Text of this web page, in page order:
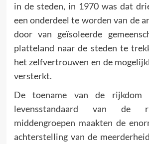
in de steden, in 1970 was dat
een onderdeel te worden van de
door van geïsoleerde
platteland naar de steden te
het zelfvertrouwen en de
versterkt.
De toename van de rijkdom
levensstandaard van de
middengroepen maakten de
achterstelling van de